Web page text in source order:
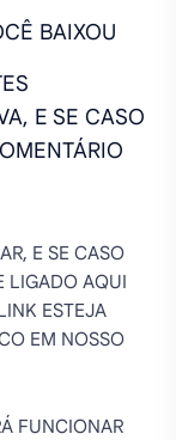
BAIXOU
E SE CASO
E SE CASO
LIGADO AQUI
ESTEJA
EM NOSSO
FUNCIONAR